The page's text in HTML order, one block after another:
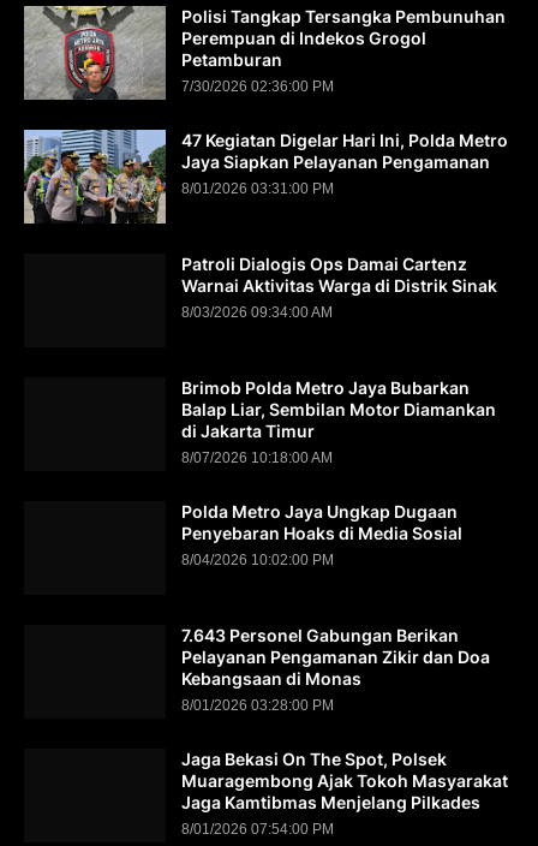
Polisi Tangkap Tersangka Pembunuhan
Perempuan di Indekos Grogol
Petamburan
7/30/2026 02:36:00 PM
47 Kegiatan Digelar Hari Ini, Polda Metro
Jaya Siapkan Pelayanan Pengamanan
8/01/2026 03:31:00 PM
Patroli Dialogis Ops Damai Cartenz
Warnai Aktivitas Warga di Distrik Sinak
8/03/2026 09:34:00 AM
Brimob Polda Metro Jaya Bubarkan
Balap Liar, Sembilan Motor Diamankan
di Jakarta Timur
8/07/2026 10:18:00 AM
Polda Metro Jaya Ungkap Dugaan
Penyebaran Hoaks di Media Sosial
8/04/2026 10:02:00 PM
7.643 Personel Gabungan Berikan
Pelayanan Pengamanan Zikir dan Doa
Kebangsaan di Monas
8/01/2026 03:28:00 PM
Jaga Bekasi On The Spot, Polsek
Muaragembong Ajak Tokoh Masyarakat
Jaga Kamtibmas Menjelang Pilkades
8/01/2026 07:54:00 PM